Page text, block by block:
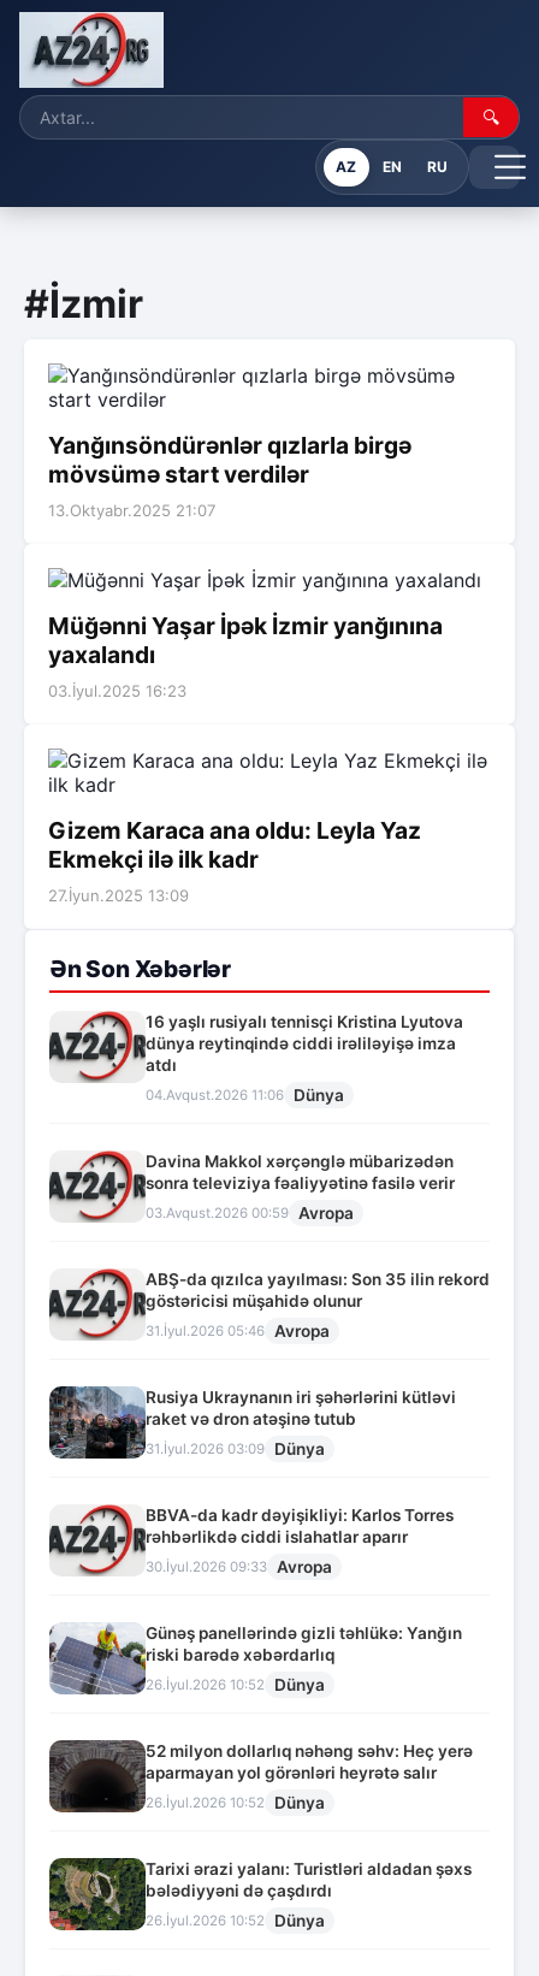
🔍
AZ EN RU
#İzmir
Yanğınsöndürənlər qızlarla birgə
mövsümə start verdilər
13.Oktyabr.2025 21:07
Müğənni Yaşar İpək İzmir yanğınına
yaxalandı
03.İyul.2025 16:23
Gizem Karaca ana oldu: Leyla Yaz
Ekmekçi ilə ilk kadr
27.İyun.2025 13:09
Ən Son Xəbərlər
16 yaşlı rusiyalı tennisçi Kristina Lyutova
dünya reytinqində ciddi irəliləyişə imza
atdı
04.Avqust.2026 11:06 Dünya
Davina Makkol xərçənglə mübarizədən
sonra televiziya fəaliyyətinə fasilə verir
03.Avqust.2026 00:59 Avropa
ABŞ-da qızılca yayılması: Son 35 ilin rekord
göstəricisi müşahidə olunur
31.İyul.2026 05:46 Avropa
Rusiya Ukraynanın iri şəhərlərini kütləvi
raket və dron atəşinə tutub
31.İyul.2026 03:09 Dünya
BBVA-da kadr dəyişikliyi: Karlos Torres
rəhbərlikdə ciddi islahatlar aparır
30.İyul.2026 09:33 Avropa
Günəş panellərində gizli təhlükə: Yanğın
riski barədə xəbərdarlıq
26.İyul.2026 10:52 Dünya
52 milyon dollarlıq nəhəng səhv: Heç yerə
aparmayan yol görənləri heyrətə salır
26.İyul.2026 10:52 Dünya
Tarixi ərazi yalanı: Turistləri aldadan şəxs
bələdiyyəni də çaşdırdı
26.İyul.2026 10:52 Dünya